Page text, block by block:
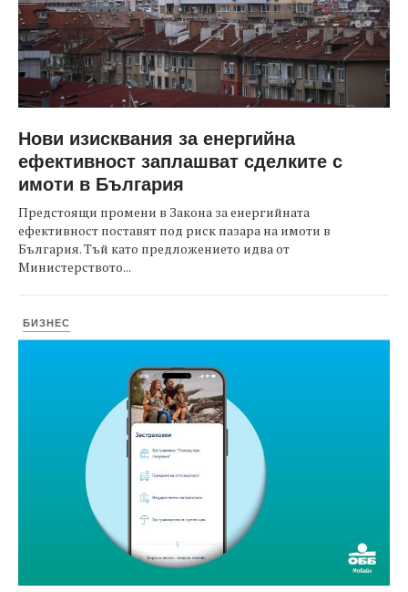
Нови изисквания за енергийна
ефективност заплашват сделките с
имоти в България
Предстоящи промени в Закона за енергийната
ефективност поставят под риск пазара на имоти в
България. Тъй като предложението идва от
Министерството...
БИЗНЕС